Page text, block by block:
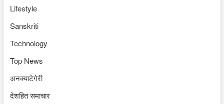
Lifestyle
Sanskriti
Technology
Top News
अनक्याटेगेरी
देशहित समाचार